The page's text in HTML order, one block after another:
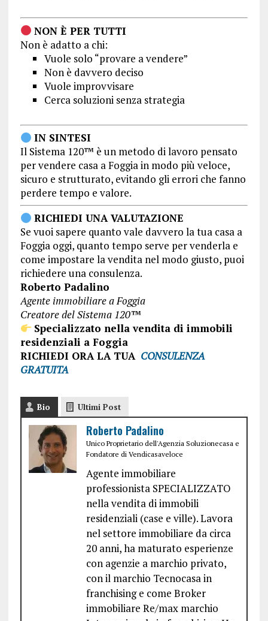
NON È PER TUTTI
Non è adatto a chi:
Vuole solo “provare a vendere”
Non è davvero deciso
Vuole improvvisare
Cerca soluzioni senza strategia
IN SINTESI
Il Sistema 120™ è un metodo di lavoro pensato
per vendere casa a Foggia in modo più veloce,
sicuro e strutturato, evitando gli errori che fanno
perdere tempo e valore.
RICHIEDI UNA VALUTAZIONE
Se vuoi sapere quanto vale davvero la tua casa a
Foggia oggi, quanto tempo serve per venderla e
come impostare la vendita nel modo giusto, puoi
richiedere una consulenza.
Roberto Padalino
Agente immobiliare a Foggia
Creatore del Sistema 120™
Specializzato nella vendita di immobili
residenziali a Foggia
RICHIEDI ORA LA TUA CONSULENZA
GRATUITA
Bio Ultimi Post
Roberto Padalino
Unico Proprietario dell'Agenzia Soluzionecasa e
Fondatore di Vendicasaveloce
Agente immobiliare
professionista SPECIALIZZATO
nella vendita di immobili
residenziali (case e ville). Lavora
nel settore immobiliare da circa
20 anni, ha maturato esperienze
con agenzie a marchio privato,
con il marchio Tecnocasa in
franchising e come Broker
immobiliare Re/max marchio